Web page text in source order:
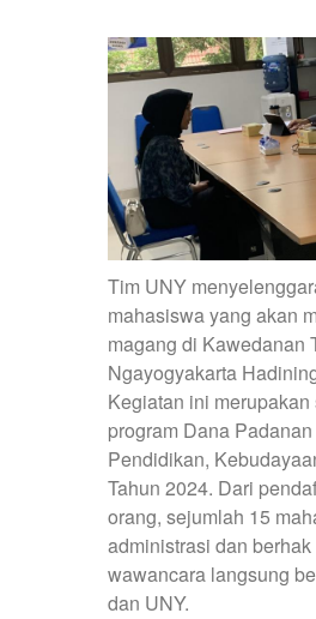
Tim UNY
mahasiswa yang akan
magang di Kawedanan
Ngayogyakarta
Kegiatan ini
program Dana
Pendidikan,
Tahun 2024. Dari
orang, sejumlah 15
administrasi dan
wawancara langsung
dan UNY.